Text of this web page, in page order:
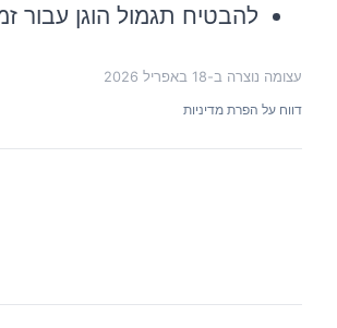
להבטיח תגמול הוגן עבור
עצומה נוצרה ב-18 באפריל 2026
דווח על הפרת מדיניות